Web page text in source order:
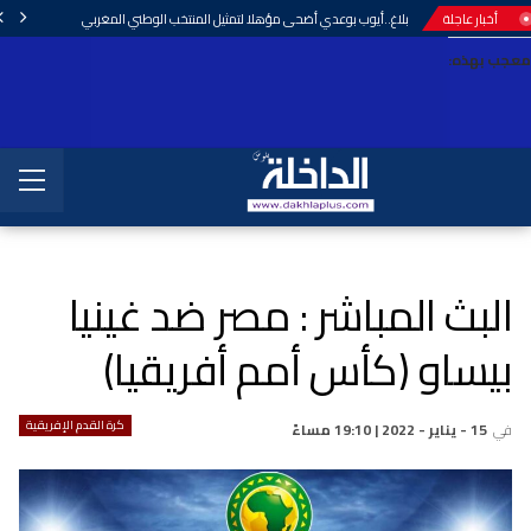
أخبار عاجلة بلاغ..أيوب بوعدي أضحى مؤهلا لتمثيل المنتخب الوطني المغربي
معجب بهذه:
البث المباشر : مصر ضد غينيا
بيساو (كأس أمم أفريقيا)
كرة القدم الإفريقية في 15 - يناير - 2022 | 19:10 مساءً